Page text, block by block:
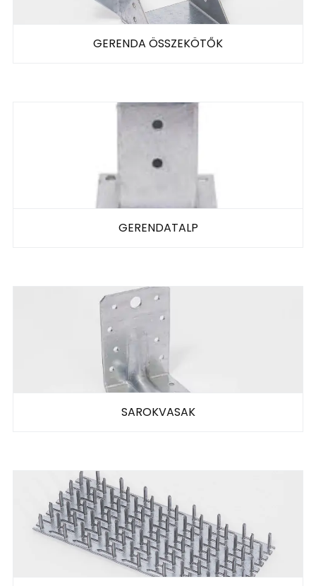
GERENDA ÖSSZEKÖTŐK
GERENDATALP
SAROKVASAK